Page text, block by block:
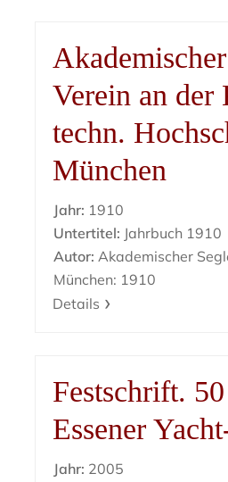
Verein an der
techn.
München
Jahr: 1910
Untertitel: Jahrbuch 1910
Autor: Akademischer
München: 1910
Details
Festschrift.
Essener
Jahr: 2005